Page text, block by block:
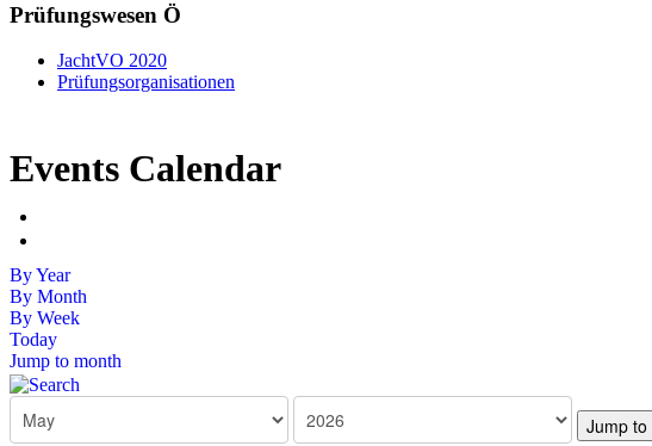
Prüfungswesen Ö
JachtVO 2020
Prüfungsorganisationen
Events Calendar
By Year
By Month
By Week
Today
Jump to month
Jump to